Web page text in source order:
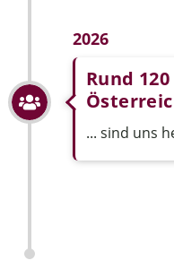
2026
Rund
... sind uns